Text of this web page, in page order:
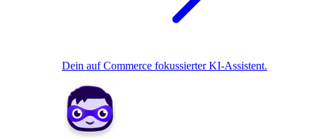
Dein auf Commerce fokussierter KI-Assistent.